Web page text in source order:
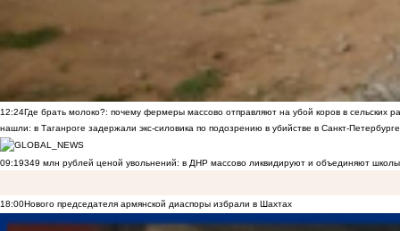
12:24Где брать молоко?: почему фермеры массово отправляют на убой коров в сельских
нашли: в Таганроге задержали экс-силовика по подозрению в убийстве в Санкт-Петербурге
09:19349 млн рублей ценой увольнений: в ДНР массово ликвидируют и объединяют
18:00Нового председателя армянской диаспоры избрали в Шахтах